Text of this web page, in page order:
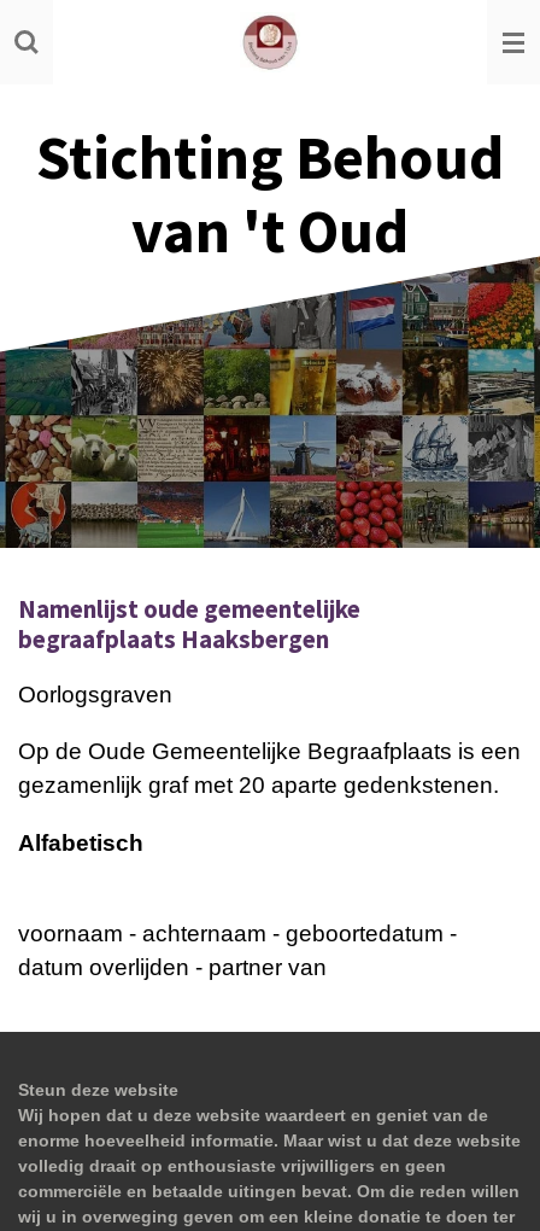
Ga
direct
hoofdinhoud
Stichting Behoud
van 't Oud
Namenlijst oude gemeentelijke
begraafplaats Haaksbergen
Oorlogsgraven
Op de Oude Gemeentelijke Begraafplaats is een
gezamenlijk graf met 20 aparte gedenkstenen.
Alfabetisch
voornaam - achternaam - geboortedatum -
datum overlijden - partner van
Steun deze website
Wij hopen dat u deze website waardeert en geniet van de
enorme hoeveelheid informatie. Maar wist u dat deze website
volledig draait op enthousiaste vrijwilligers en geen
commerciële en betaalde uitingen bevat. Om die reden willen
wij u in overweging geven om een kleine donatie te doen ter